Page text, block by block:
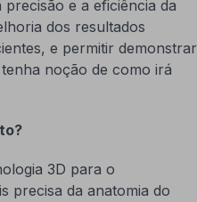
e a eficiência da
dos resultados
e permitir demonstrar
noção de como irá
3D para o
precisa da anatomia do